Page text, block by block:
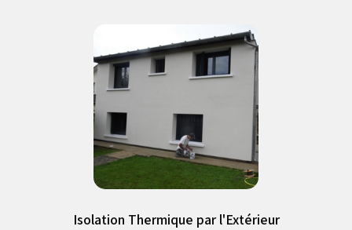
Isolation Thermique par l'Extérieur
Isolation Thermique par l'Extérieur